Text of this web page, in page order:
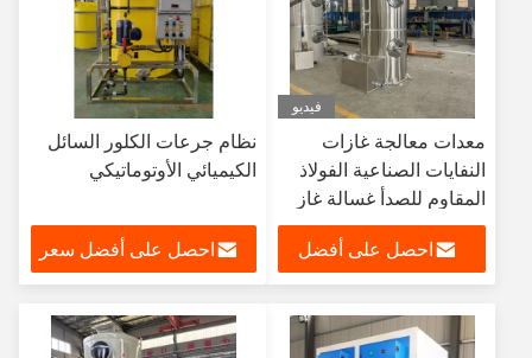
فيديو
معدات معالجة غازات
النفايات الصناعية الفولاذ
المقاوم للصدأ غسالة غاز
الغازات الحمضية PP برج
رش
احصل على أفضل
نظام جرعات الكلور السائل
الكيميائي الأوتوماتيكي
احصل على أفضل سعر